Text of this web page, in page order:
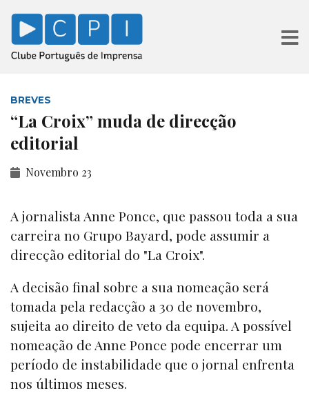
BREVES
“La Croix” muda de direcção
editorial
Novembro 23
A jornalista Anne Ponce, que passou toda a sua
carreira no Grupo Bayard, pode assumir a
direcção editorial do "La Croix".
A decisão final sobre a sua nomeação será
tomada pela redacção a 30 de novembro,
sujeita ao direito de veto da equipa. A possível
nomeação de Anne Ponce pode encerrar um
período de instabilidade que o jornal enfrenta
nos últimos meses.